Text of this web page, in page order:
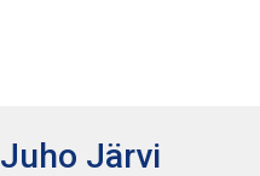
Juho Järvi